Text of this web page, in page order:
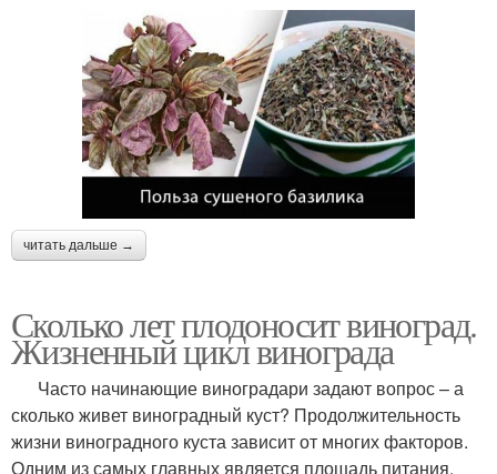
читать дальше →
Сколько лет плодоносит виноград.
Жизненный цикл винограда
Часто начинающие виноградари задают вопрос – а
сколько живет виноградный куст? Продолжительность
жизни виноградного куста зависит от многих факторов.
Одним из самых главных является площадь питания.